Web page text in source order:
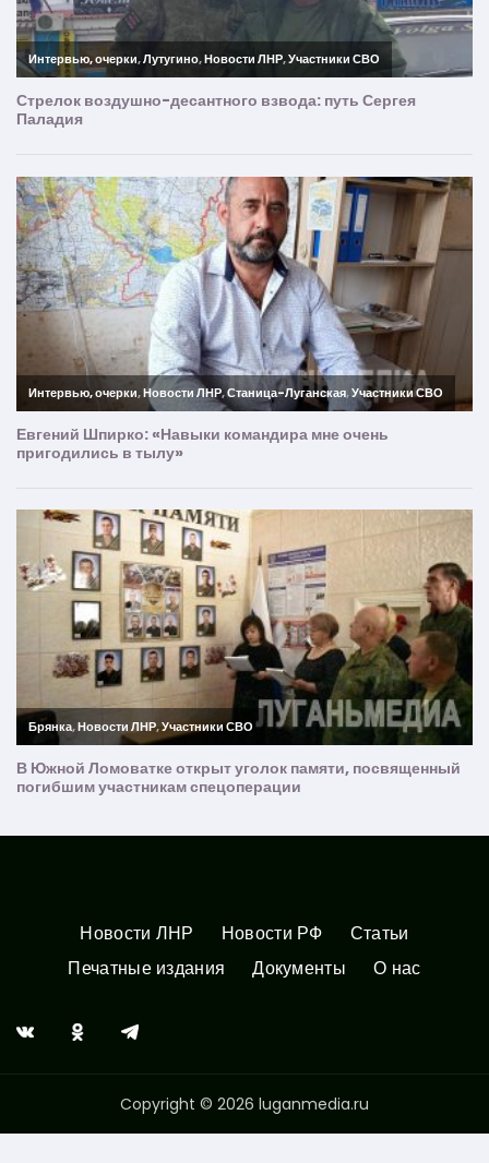
Новости ЛНР Новости РФ
Статьи
Печатные издания
Документы О нас
Copyright © 2026 luganmedia.ru